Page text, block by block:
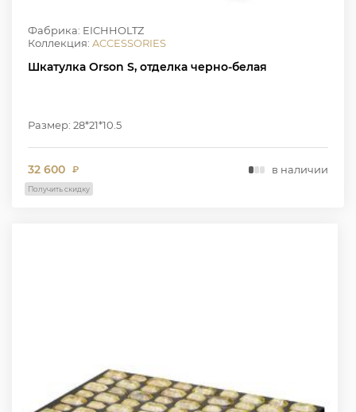
Фабрика: EICHHOLTZ
Коллекция: ACCESSORIES
Шкатулка Orson S, отделка черно-белая
Размер: 28*21*10.5
32 600 ₽ в наличии
Получить скидку